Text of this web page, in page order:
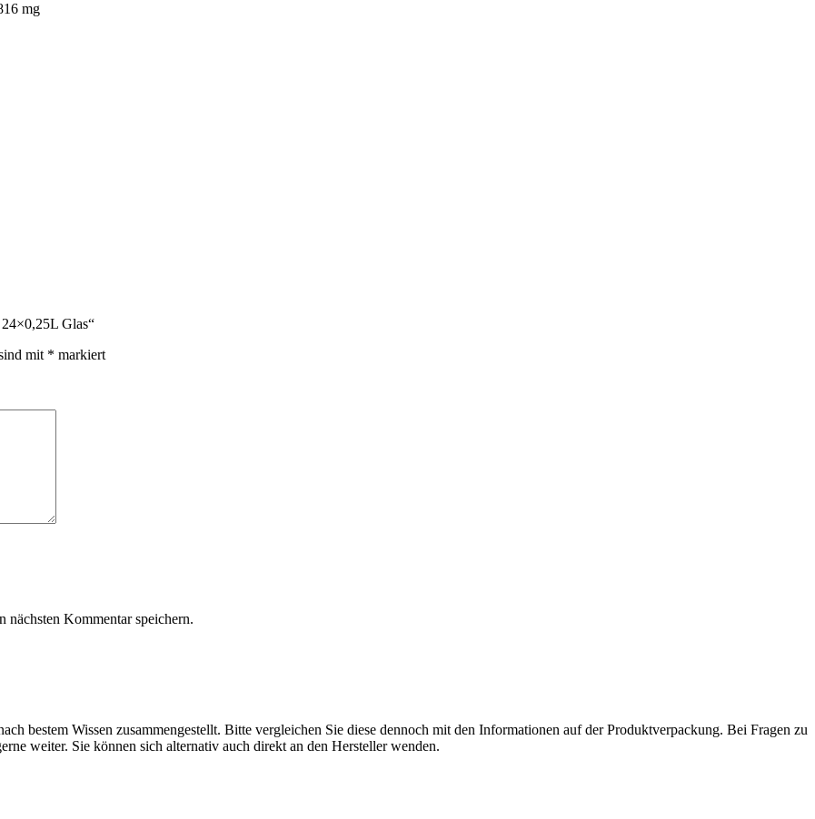
mg
Glas“
mit * markiert
Kommentar speichern.
bestem Wissen zusammengestellt. Bitte vergleichen Sie diese dennoch mit den Informationen auf der Produktverpackung. Bei Fragen zu
weiter. Sie können sich alternativ auch direkt an den Hersteller wenden.